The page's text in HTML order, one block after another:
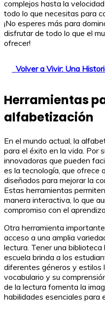
complejos hasta la
todo lo que necesitas para
¡No esperes más para
disfrutar de todo lo que el
ofrecer!
Volver a Vivir: Una
Herramientas
alfabetización
En el mundo actual, la
para el éxito en la vida. Por
innovadoras que pueden
es la tecnología, que ofrece
diseñados para mejorar la
Estas herramientas
manera interactiva, lo que
compromiso con el
Otra herramienta
acceso a una amplia
lectura. Tener una
escuela brinda a los
diferentes géneros y estilos
vocabulario y su
de la lectura fomenta la
habilidades esenciales para